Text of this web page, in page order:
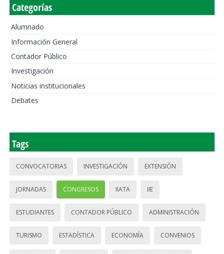
Categorías
Alumnado
Información General
Contador Público
Investigación
Noticias institucionales
Debates
Tags
CONVOCATORIAS INVESTIGACIÓN EXTENSIÓN
JORNADAS CONGRESOS IIATA IIE
ESTUDIANTES CONTADOR PÚBLICO ADMINISTRACIÓN
TURISMO ESTADÍSTICA ECONOMÍA CONVENIOS